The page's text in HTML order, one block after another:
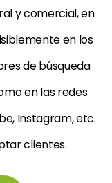
y comercial, en
en los
de búsqueda
en las redes
Instagram, etc.
clientes.